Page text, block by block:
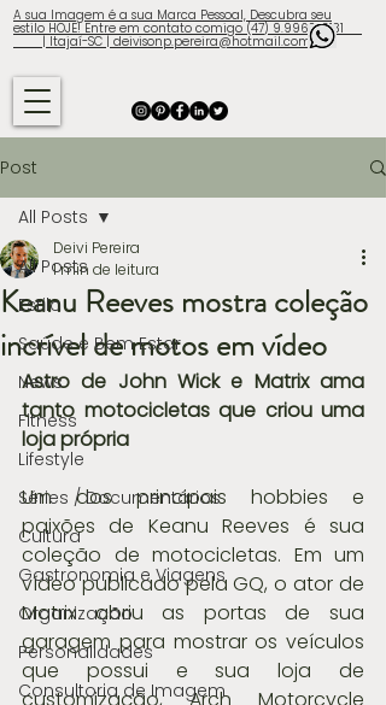
A sua Imagem é a sua Marca Pessoal, Descubra seu
estilo HOJE! Entre em contato comigo (47) 9.9960-3131
| Itajaí-SC | deivisonp.pereira@hotmail.com
Post
All Posts
Estilo
Saúde e Bem Estar
News
Fitness
Lifestyle
Séries / Documentários
Cultura
Gastronomia e Viagens
Organização
Personalidades
Consultoria de Imagem
All Posts
Keanu Reeves mostra coleção
incrível de motos em vídeo
Deivi Pereira
1 min de leitura
Astro de John Wick e Matrix ama
tanto motocicletas que criou uma
loja própria
Um dos principais hobbies e
paixões de Keanu Reeves é sua
coleção de motocicletas. Em um
vídeo publicado pela GQ, o ator de
Matrix abriu as portas de sua
garagem para mostrar os veículos
que possui e sua loja de